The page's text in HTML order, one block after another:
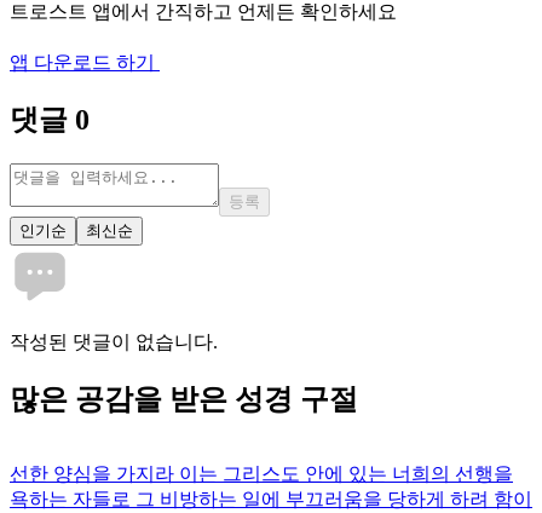
트로스트 앱에서 간직하고 언제든 확인하세요
앱 다운로드 하기
댓글 0
등록
인기순
최신순
작성된 댓글이 없습니다.
많은 공감을 받은 성경 구절
선한 양심을 가지라 이는 그리스도 안에 있는 너희의 선행을
욕하는 자들로 그 비방하는 일에 부끄러움을 당하게 하려 함이